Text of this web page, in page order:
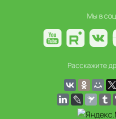
Мы в
Расскажите